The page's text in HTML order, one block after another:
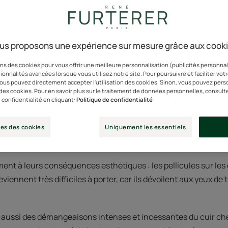
particules blanches disgracieuses colonisent les
perturbent la vie d’une personne sur deux.
sur le plan médical, mais importante au niveau social
mais aussi par l’incidence que ce problème peut
de plus en plus d’importance à notre apparence, à notre
avoir de nombreuses répercussions sur notre bien-être.
à leurs conséquences esthétiques : les pellicules sur les
très difficiles à porter, car ils dévoilent aux yeux de
des démangeaisons intenses et incessantes du cuir
proposons une expérience sur mesure grâce aux
des cookies pour vous offrir une meilleure personnalisation (publicités
avancées lorsque vous utilisez notre site. Pour poursuivre et faciliter
pouvez directement accepter l'utilisation des cookies. Sinon, vous pouvez
cookies. Pour en savoir plus sur le traitement de données personnelles,
en cliquant:Politique de confidentialité
des cookies Uniquement les essentiels